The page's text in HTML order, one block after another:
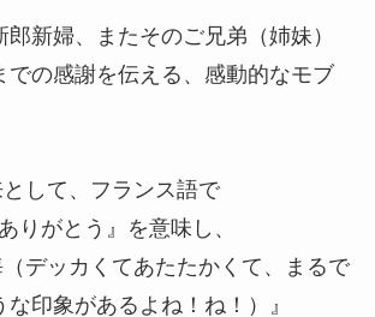
新婦、またそのご兄弟（姉妹）
での感謝を伝える、感動的なモブ
して、フランス語で
りがとう』を意味し、
（デッカくてあたたかくて、まるで
印象があるよね！ね！）』